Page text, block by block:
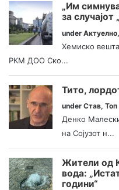
„Им
за случајот
under Актуелно,
Хемиско
РКМ ДОО Ско...
Тито,
under Став, Топ
Денко
на Сојузот н...
Жители од
вода:
години“